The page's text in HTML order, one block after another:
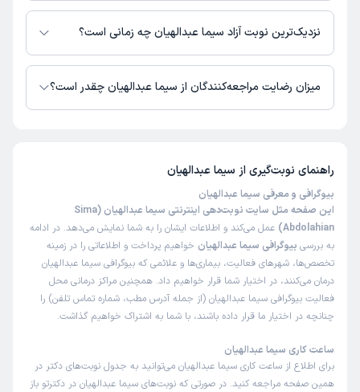
در حال حاضر اطلاعاتی درباره ارائه ویزیت آنلاین توسط سیما عبدالهیان در
دسترس نیست. برای دریافت اطلاعات دقیق‌تر، لطفاً با مطب تماس بگیرید.
نزدیک‌ترین نوبت آزاد سیما عبدالهیان چه زمانی است؟
زمان نوبت‌دهی و پذیرش بیماران با هماهنگی مطب مشخص می‌شود.
میزان رضایت مراجعه‌کنندگان از سیما عبدالهیان چقدر است؟
راهنمای نوبت‌گیری از سیما عبدالهیان
بیوگرافی و معرفی سیما عبدالهیان
این صفحه مثل سایت نوبت‌دهی اینترنتی سیما عبدالهیان (Sima
Abdolahian) عمل می‌کند و اطلاعات ایشان را به شما نمایش می‌دهد. در ادامه
به بررسی بیوگرافی سیما عبدالهیان خواهیم پرداخت و اطلاعاتی را در زمینه
تخصص‌ها، شهرهای فعالیت، بیماری‌ها و علائمی که بیوگرافی سیما عبدالهیان
درمان می‌کنند، در اختیار شما قرار خواهیم داد. همچنین مراکز درمانی محل
فعالیت بیوگرافی سیما عبدالهیان (از جمله آدرس مطب، شماره تماس تلفن) را
چنانچه در اختیار ما قرار داده باشند، با شما به اشتراک خواهیم گذاشت.
ساعت کاری سیما عبدالهیان
برای اطلاع از ساعت کاری سیما عبدالهیان می‌توانید به جدول نوبت‌های دکتر در
همین صفحه مراجعه کنید. در صورتی که نوبت‌های سیما عبدالهیان در دکترتو باز